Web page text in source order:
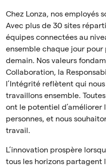
Chez Lonza, nos employés
Avec plus de 30 sites
équipes connectées au
ensemble chaque jour
demain. Nos valeurs
Collaboration, la
l’Intégrité reflètent qui
travaillons ensemble.
ont le potentiel d’améliorer
personnes, et nous
travail.
L’innovation prospère
tous les horizons partagent